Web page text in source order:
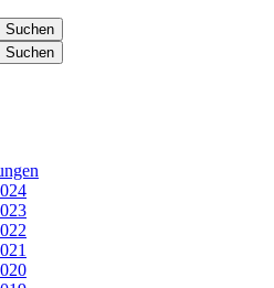
Suchen
Suchen